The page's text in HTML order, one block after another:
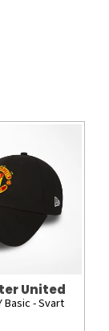
United
Basic - Svart